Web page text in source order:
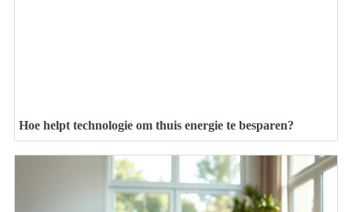
Hoe helpt technologie om thuis energie te besparen?